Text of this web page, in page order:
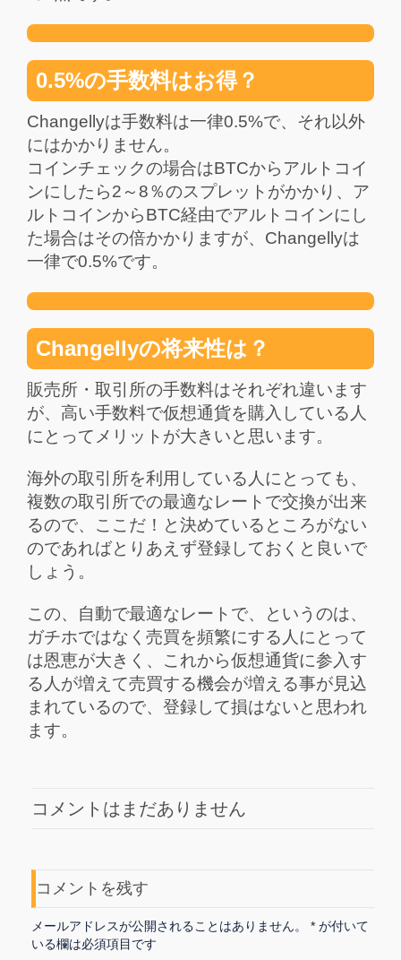
0.5%の手数料はお得？
Changellyは手数料は一律0.5%で、それ以外
にはかかりません。
コインチェックの場合はBTCからアルトコイ
ンにしたら2～8％のスプレットがかかり、ア
ルトコインからBTC経由でアルトコインにし
た場合はその倍かかりますが、Changellyは
一律で0.5%です。
Changellyの将来性は？
販売所・取引所の手数料はそれぞれ違います
が、高い手数料で仮想通貨を購入している人
にとってメリットが大きいと思います。
海外の取引所を利用している人にとっても、
複数の取引所での最適なレートで交換が出来
るので、ここだ！と決めているところがない
のであればとりあえず登録しておくと良いで
しょう。
この、自動で最適なレートで、というのは、
ガチホではなく売買を頻繁にする人にとって
は恩恵が大きく、これから仮想通貨に参入す
る人が増えて売買する機会が増える事が見込
まれているので、登録して損はないと思われ
ます。
コメントはまだありません
コメントを残す
メールアドレスが公開されることはありません。 * が付いて
いる欄は必須項目です